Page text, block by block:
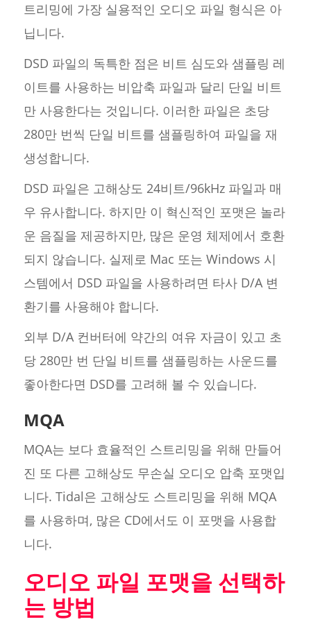
트리밍에 가장 실용적인 오디오 파일 형식은 아
닙니다.
DSD 파일의 독특한 점은 비트 심도와 샘플링 레
이트를 사용하는 비압축 파일과 달리 단일 비트
만 사용한다는 것입니다. 이러한 파일은 초당
280만 번씩 단일 비트를 샘플링하여 파일을 재
생성합니다.
DSD 파일은 고해상도 24비트/96kHz 파일과 매
우 유사합니다. 하지만 이 혁신적인 포맷은 놀라
운 음질을 제공하지만, 많은 운영 체제에서 호환
되지 않습니다. 실제로 Mac 또는 Windows 시
스템에서 DSD 파일을 사용하려면 타사 D/A 변
환기를 사용해야 합니다.
외부 D/A 컨버터에 약간의 여유 자금이 있고 초
당 280만 번 단일 비트를 샘플링하는 사운드를
좋아한다면 DSD를 고려해 볼 수 있습니다.
MQA
MQA는 보다 효율적인 스트리밍을 위해 만들어
진 또 다른 고해상도 무손실 오디오 압축 포맷입
니다. Tidal은 고해상도 스트리밍을 위해 MQA
를 사용하며, 많은 CD에서도 이 포맷을 사용합
니다.
오디오 파일 포맷을 선택하
는 방법